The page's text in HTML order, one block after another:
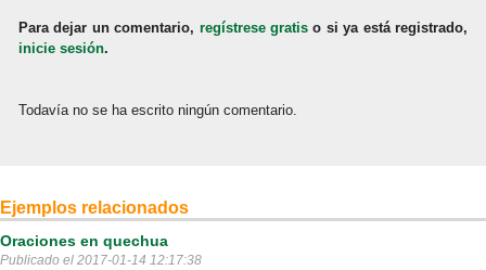
Para dejar un comentario, regístrese gratis o si ya está registrado,
inicie sesión.
Todavía no se ha escrito ningún comentario.
Ejemplos relacionados
Oraciones en quechua
Publicado el 2017-01-14 12:17:38